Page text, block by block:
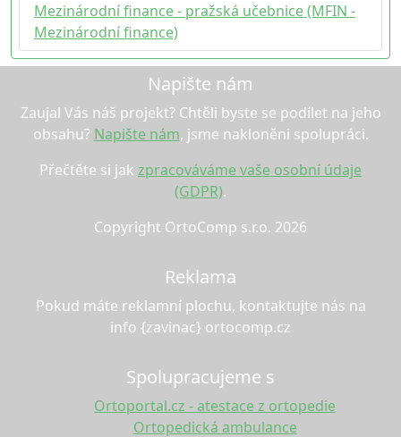
Mezinárodní finance - pražská učebnice (MFIN -
Mezinárodní finance)
Napište nám
Zaujal Vás náš projekt? Chtěli byste se podílet na jeho
obsahu? Napište nám, jsme nakloněni spolupráci.
Přečtěte si jak zpracováváme vaše osobní údaje
(GDPR).
Copyright OrtoComp s.r.o. 2026
Reklama
Pokud máte reklamní plochu, kontaktujte nás na
info {zavinac} ortocomp.cz
Spolupracujeme s
Ortoportal.cz - atestace z ortopedie
Ortopedická ambulance